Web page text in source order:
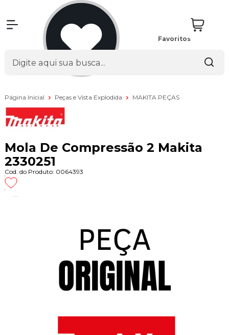
Favoritos
Página Inicial Peças e Vista Explodida MAKITA PEÇAS
Mola De Compressão 2 Makita
2330251
Cod. do Produto: 0064393